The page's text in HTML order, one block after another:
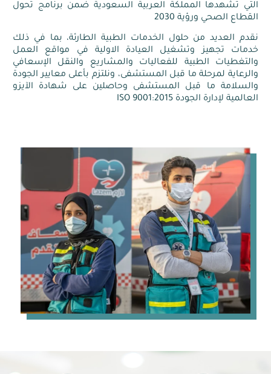
التي تشهدها المملكة العربية السعودية ضمن برنامج تحول
القطاع الصحي ورؤية 2030
نقدم العديد من حلول الخدمات الطبية الطارئة، بما في ذلك
خدمات تجهيز وتشغيل العيادة الاولية في مواقع العمل
والتغطيات الطبية للفعاليات والمشاريع والنقل الإسعافي
والرعاية لمرحلة ما قبل المستشفى، ونلتزم بأعلى معايير الجودة
والسلامة ما قبل المستشفى وحاصلين على شهادة الآيزو
العالمية لإدارة الجودة ISO 9001:2015